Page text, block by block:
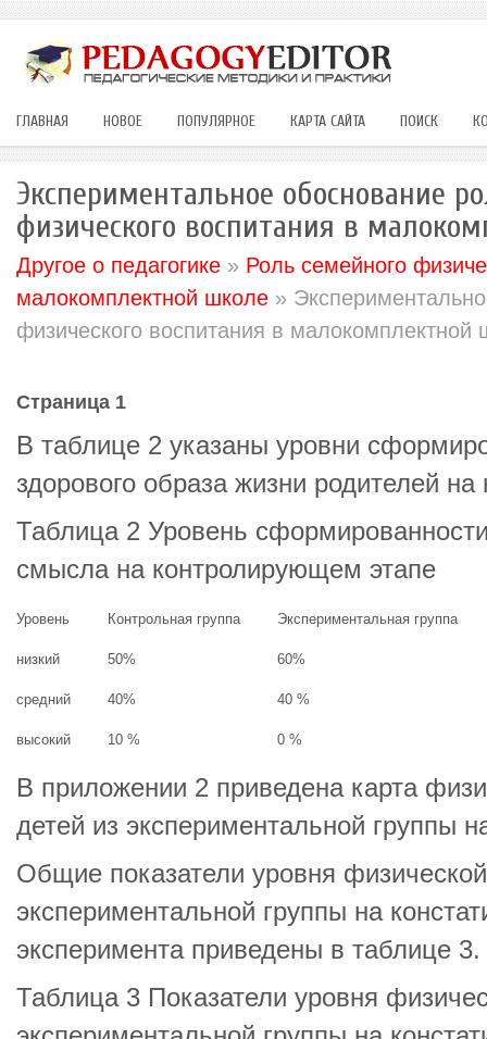
ГЛАВНАЯ НОВОЕ ПОПУЛЯРНОЕ КАРТА САЙТА ПОИСК
Экспериментальное обоснование
физического воспитания в
Другое о педагогике » Роль семейного
малокомплектной школе »
физического воспитания в малокомплектной
Страница 1
В таблице 2 указаны уровни
здорового образа жизни родителей
Таблица 2 Уровень
смысла на контролирующем этапе
Уровень Контрольная группа Экспериментальная группа
низкий 50% 60%
средний 40% 40 %
высокий 10 % 0 %
В приложении 2 приведена карта
детей из экспериментальной группы
Общие показатели уровня физической
экспериментальной группы на
эксперимента приведены в таблице 3.
Таблица 3 Показатели уровня